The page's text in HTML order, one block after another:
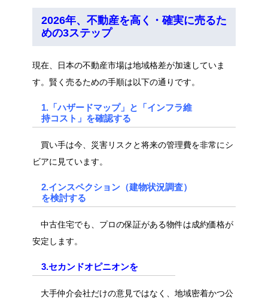
2026年、不動産を高く・確実に売るた
めの3ステップ
現在、日本の不動産市場は地域格差が加速していま
す。賢く売るための手順は以下の通りです。
1.「ハザードマップ」と「インフラ維
持コスト」を確認する
買い手は今、災害リスクと将来の管理費を非常にシ
ビアに見ています。
2.インスペクション（建物状況調査）
を検討する
中古住宅でも、プロの保証がある物件は成約価格が
安定します。
3.セカンドオピニオンを
大手仲介会社だけの意見ではなく、地域密着かつ公